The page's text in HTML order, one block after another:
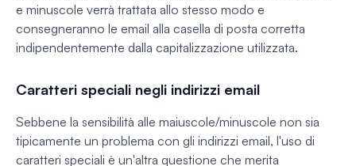
e minuscole verrà trattata allo stesso modo e
consegneranno le email alla casella di posta corretta
indipendentemente dalla capitalizzazione utilizzata.
Caratteri speciali negli indirizzi email
Sebbene la sensibilità alle maiuscole/minuscole non sia
tipicamente un problema con gli indirizzi email, l'uso di
caratteri speciali è un'altra questione che merita